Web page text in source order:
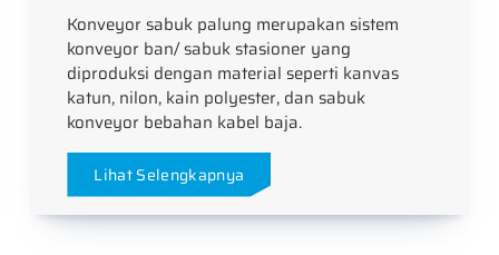
Konveyor sabuk palung merupakan sistem
konveyor ban/ sabuk stasioner yang
diproduksi dengan material seperti kanvas
katun, nilon, kain polyester, dan sabuk
konveyor bebahan kabel baja.
Lihat Selengkapnya